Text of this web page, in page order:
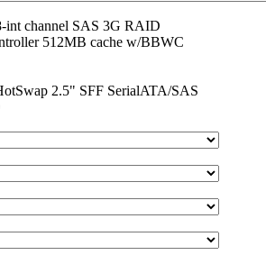
int channel SAS 3G RAID
512MB cache w/BBWC
2.5" SFF SerialATA/SAS